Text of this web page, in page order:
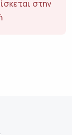
στην